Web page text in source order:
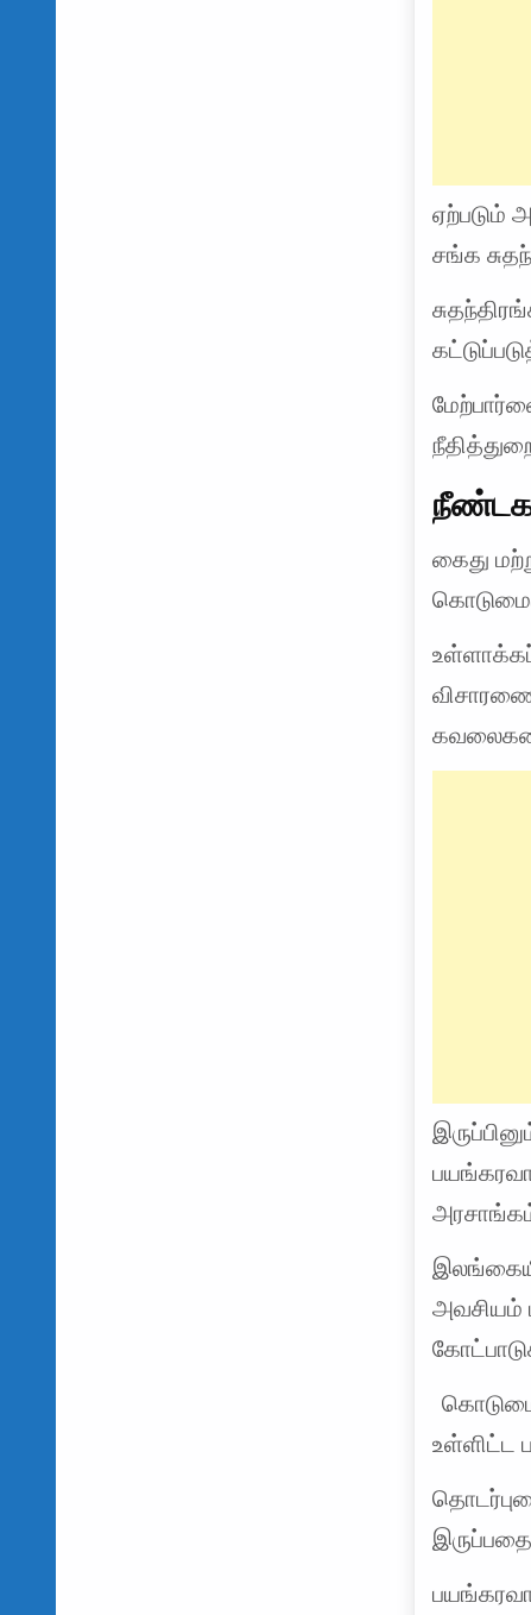
ஏற்படும்
சங்க
கைது
அவசியம்
உள்ளிட்ட